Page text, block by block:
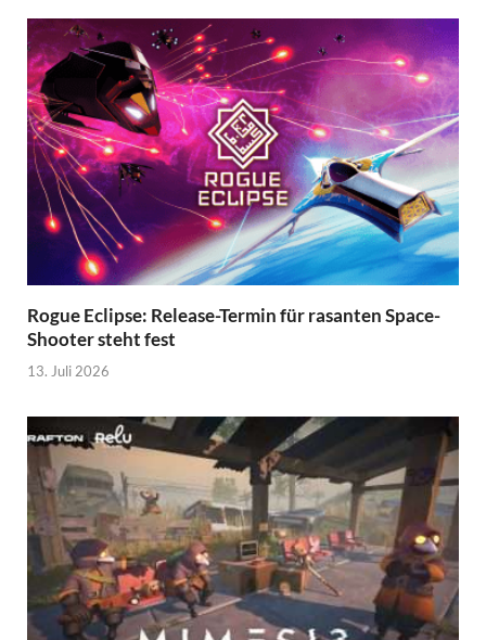
Rogue Eclipse: Release-Termin für rasanten Space-
Shooter steht fest
13. Juli 2026